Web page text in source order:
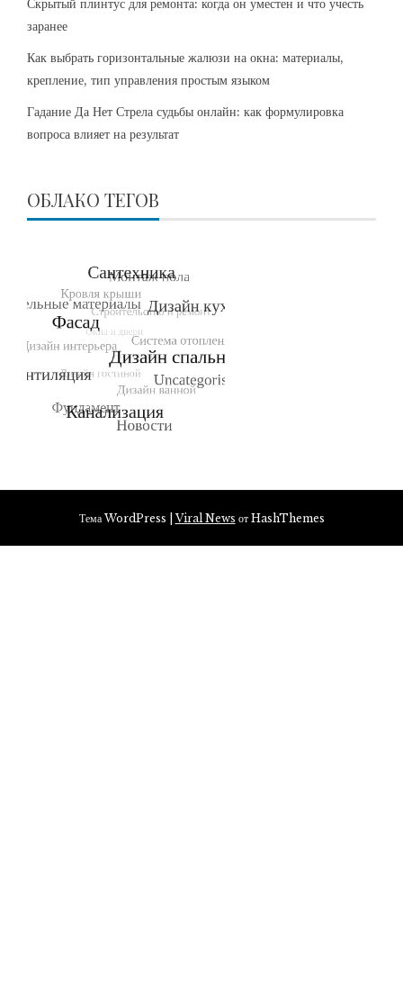
Скрытый плинтус для ремонта: когда он уместен и что учесть
заранее
Как выбрать горизонтальные жалюзи на окна: материалы,
крепление, тип управления простым языком
Гадание Да Нет Стрела судьбы онлайн: как формулировка
вопроса влияет на результат
ОБЛАКО ТЕГОВ
Тема WordPress |Viral News от HashThemes